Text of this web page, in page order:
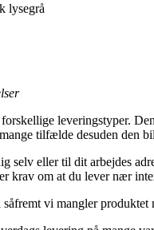
lysegrå
leveringstyper.
tilfælde desuden
selv eller til dit arbejdes
krav om at du lever nær
vi mangler produktet